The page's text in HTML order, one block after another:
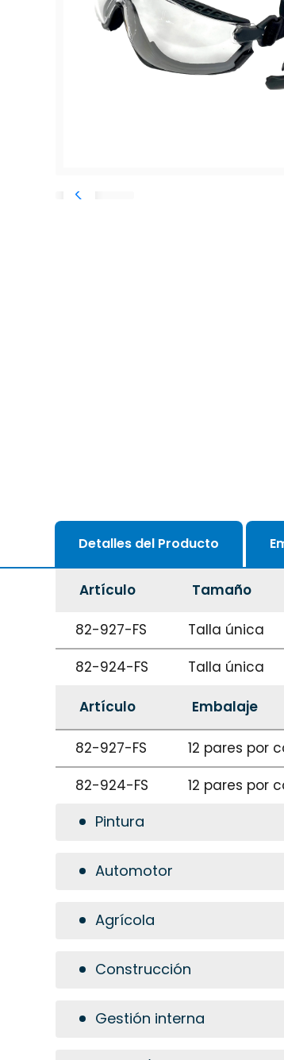
Detalles del Producto
Artículo Tamaño
82-927-FS Talla única
82-924-FS
Talla única
Artículo Embalaje
82-927-FS
12 pares por
82-924-FS
12 pares por
Pintura
Automotor
Agrícola
Construcción
Gestión interna